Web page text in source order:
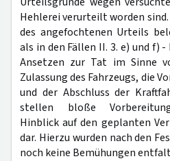
Hehlerei verurteilt worden
des angefochtenen Urteils
als in den Fällen II. 3. e) und f)
Ansetzen zur Tat im Sinne
Zulassung des Fahrzeugs, die
und der Abschluss der
stellen bloße
Hinblick auf den geplanten
dar. Hierzu wurden nach den
noch keine Bemühungen